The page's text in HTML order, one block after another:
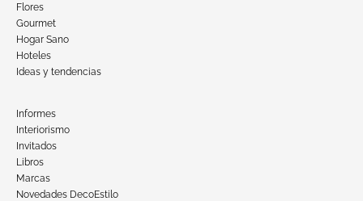
Flores
Gourmet
Hogar Sano
Hoteles
Ideas y tendencias
Informes
Interiorismo
Invitados
Libros
Marcas
Novedades DecoEstilo